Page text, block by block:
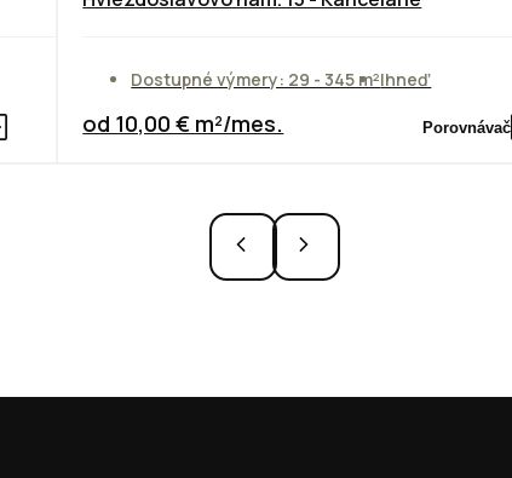
Dostupné výmery: 29 - 345 m²Ihneď
od 10,00 € m²/mes. Porovnávač